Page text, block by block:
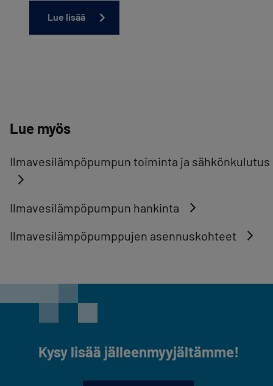
Lue lisää
Lue myös
Ilmavesilämpöpumpun toiminta ja sähkönkulutus
Ilmavesilämpöpumpun hankinta
Ilmavesilämpöpumppujen asennuskohteet
Kysy lisää jälleenmyyjältämme!